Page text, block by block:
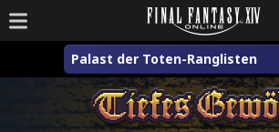
Palast der Toten-Ranglisten